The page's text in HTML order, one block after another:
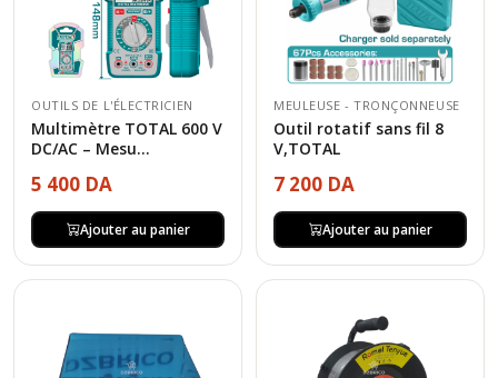
OUTILS DE L'ÉLECTRICIEN
Multimètre TOTAL 600 V
DC/AC – Mesu...
5 400 DA
Ajouter au panier
MEULEUSE - TRONÇONNEUSE
Outil rotatif sans fil 8
V,TOTAL
7 200 DA
Ajouter au panier